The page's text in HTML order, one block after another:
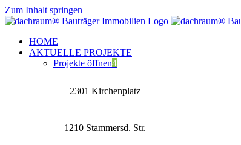
Zum Inhalt springen
HOME
AKTUELLE PROJEKTE
Projekte öffnen4
2301 Kirchenplatz
1210 Stammersd. Str.